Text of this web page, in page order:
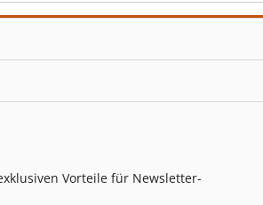
Vorteile für Newsletter-